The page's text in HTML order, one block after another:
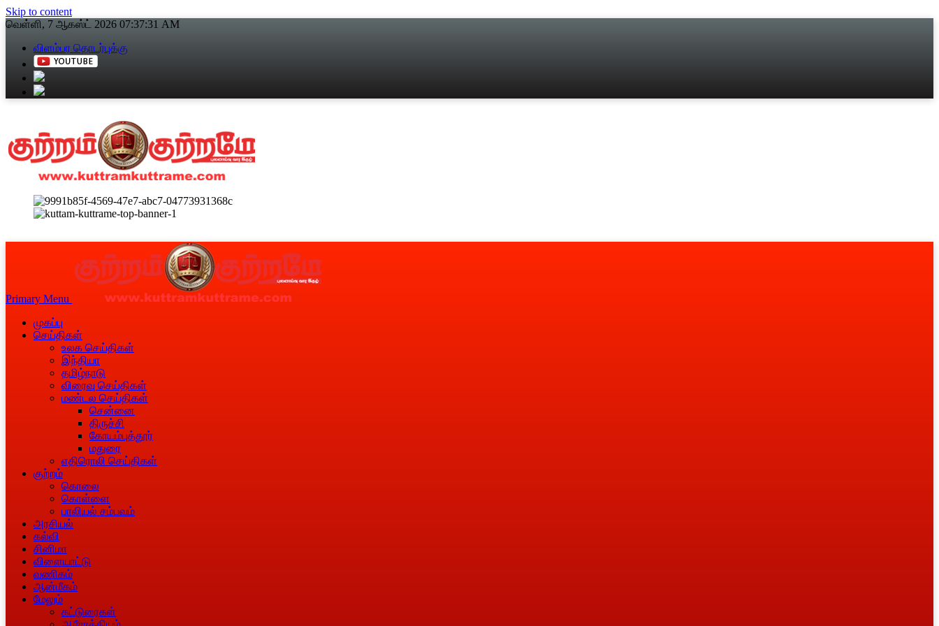
Skip to content
வெள்ளி, 7 ஆகஸ்ட் 2026 07:37:31 AM
விளம்பர தொடர்புக்கு
Primary Menu
முகப்பு
செய்திகள்
உலக செய்திகள்
இந்தியா
தமிழ்நாடு
விரைவு செய்திகள்
மண்டல செய்திகள்
சென்னை
திருச்சி
கோயம்புத்தூர்
மதுரை
எதிரொலி செய்திகள்
குற்றம்
கொலை
கொள்ளை
பாலியல் சம்பவம்
அரசியல்
கல்வி
சினிமா
விளையாட்டு
வணிகம்
ஆன்மீகம்
மேலும்
கட்டுரைகள்